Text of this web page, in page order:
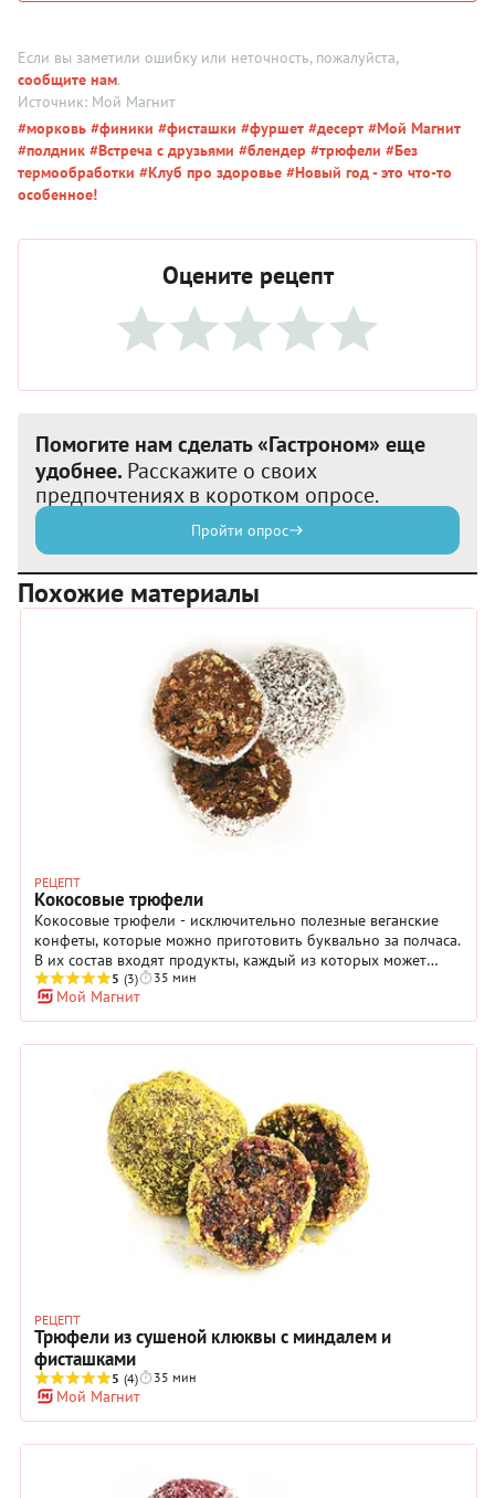
Если вы заметили ошибку или неточность, пожалуйста,
сообщите нам.
Источник: Мой Магнит
#морковь #финики #фисташки #фуршет #десерт #Мой Магнит
#полдник #Встреча с друзьями #блендер #трюфели #Без
термообработки #Клуб про здоровье #Новый год - это что-то
особенное!
Оцените рецепт
Помогите нам сделать «Гастроном» еще
удобнее. Расскажите о своих
предпочтениях в коротком опросе.
Пройти опрос
Похожие материалы
РЕЦЕПТ
Кокосовые трюфели
Кокосовые трюфели - исключительно полезные веганские
конфеты, которые можно приготовить буквально за полчаса.
В их состав входят продукты, каждый из которых может
считаться суперфудом (за исключением сахарной пудры,
конечно) - финики, семена чиа, кокос и какао-порошок.
Такие сладости будут хороши к любым напиткам и сами по
себе. Их можно подать на завтрак, полдник и приготовить
вегетарианцам и людям, придерживающимся здорового
питания и следящим за своей фигурой.
5 (3) 35 мин
Мой Магнит
РЕЦЕПТ
Трюфели из сушеной клюквы с миндалем и
фисташками
5 (4) 35 мин
Мой Магнит